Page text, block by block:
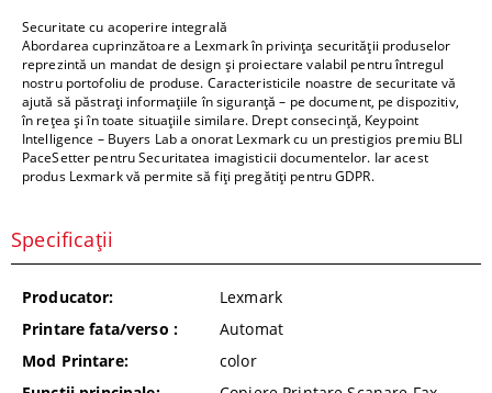
Securitate cu acoperire integrală
Abordarea cuprinzătoare a Lexmark în privinţa securităţii produselor
reprezintă un mandat de design şi proiectare valabil pentru întregul
nostru portofoliu de produse. Caracteristicile noastre de securitate vă
ajută să păstraţi informaţiile în siguranţă – pe document, pe dispozitiv,
în reţea şi în toate situaţiile similare. Drept consecinţă, Keypoint
Intelligence – Buyers Lab a onorat Lexmark cu un prestigios premiu BLI
PaceSetter pentru Securitatea imagisticii documentelor. Iar acest
produs Lexmark vă permite să fiţi pregătiţi pentru GDPR.
Specificații
Producator:
Lexmark
Printare fata/verso :
Automat
Mod Printare:
color